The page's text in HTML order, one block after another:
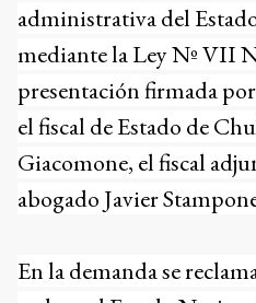
administrativa del
mediante la Ley Nº VII
presentación firmada
el fiscal de Estado de
Giacomone, el fiscal
abogado Javier
En la demanda se